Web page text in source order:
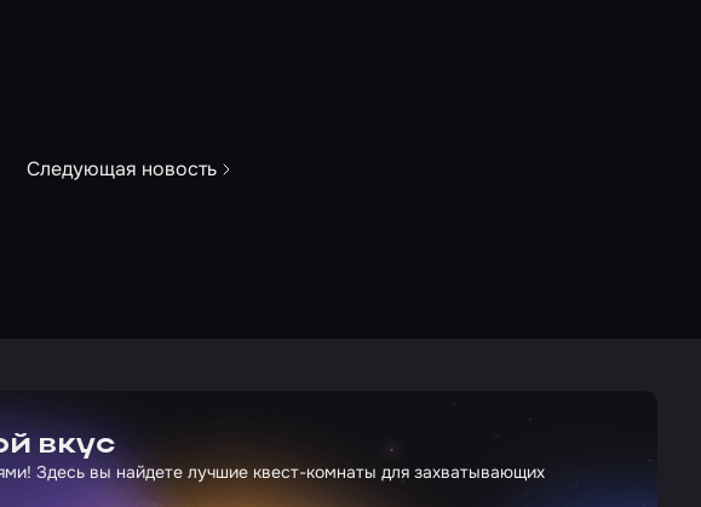
Следующая новость
вкус
Здесь вы найдете лучшие квест-комнаты для захватывающих